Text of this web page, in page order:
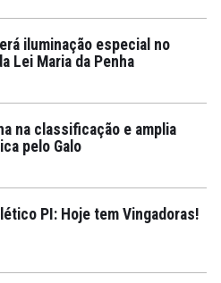
iluminação especial no
Lei Maria da Penha
na classificação e amplia
pelo Galo
PI: Hoje tem Vingadoras!